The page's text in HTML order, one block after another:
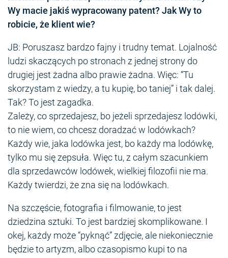
Wy macie jakiś wypracowany patent? Jak Wy to
robicie, że klient wie?
JB: Poruszasz bardzo fajny i trudny temat. Lojalność
ludzi skaczących po stronach z jednej strony do
drugiej jest żadna albo prawie żadna. Więc: “Tu
skorzystam z wiedzy, a tu kupię, bo taniej” i tak dalej.
Tak? To jest zagadka.
Zależy, co sprzedajesz, bo jeżeli sprzedajesz lodówki,
to nie wiem, co chcesz doradzać w lodówkach?
Każdy wie, jaka lodówka jest, bo każdy ma lodówkę,
tylko mu się zepsuła. Więc tu, z całym szacunkiem
dla sprzedawców lodówek, wielkiej filozofii nie ma.
Każdy twierdzi, że zna się na lodówkach.
Na szczęście, fotografia i filmowanie, to jest
dziedzina sztuki. To jest bardziej skomplikowane. I
okej, każdy może “pyknąć” zdjęcie, ale niekoniecznie
będzie to artyzm, albo czasopismo kupi to na